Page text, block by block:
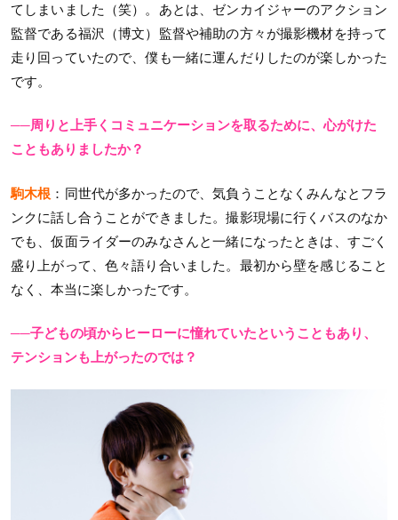
てしまいました（笑）。あとは、ゼンカイジャーのアクション
監督である福沢（博文）監督や補助の方々が撮影機材を持って
走り回っていたので、僕も一緒に運んだりしたのが楽しかった
です。
──周りと上手くコミュニケーションを取るために、心がけた
こともありましたか？
駒木根 ：同世代が多かったので、気負うことなくみんなとフラ
ンクに話し合うことができました。撮影現場に行くバスのなか
でも、仮面ライダーのみなさんと一緒になったときは、すごく
盛り上がって、色々語り合いました。最初から壁を感じること
なく、本当に楽しかったです。
──子どもの頃からヒーローに憧れていたということもあり、
テンションも上がったのでは？